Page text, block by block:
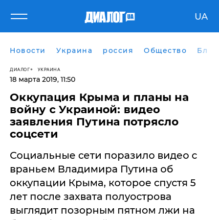
UA
Новости Украина россия Общество
ДИАЛОГ УКРАИНА
18 марта 2019, 11:50
Оккупация Крыма и планы на
войну с Украиной: видео
заявления Путина потрясло
соцсети
​Социальные сети поразило видео с
враньем Владимира Путина об
оккупации Крыма, которое спустя 5
лет после захвата полуострова
выглядит позорным пятном лжи на